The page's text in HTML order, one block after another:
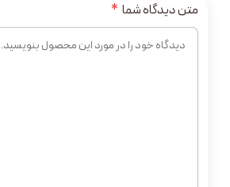
متن دیدگاه شما *